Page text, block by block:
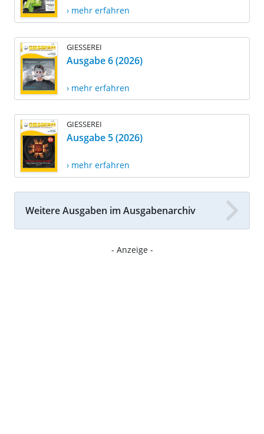
› mehr erfahren
GIESSEREI
Ausgabe 6 (2026)
› mehr erfahren
GIESSEREI
Ausgabe 5 (2026)
› mehr erfahren
Weitere Ausgaben im Ausgabenarchiv
- Anzeige -